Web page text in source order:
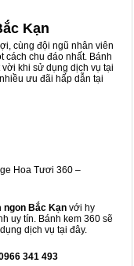
Kạn
cùng đội ngũ nhân viên
cách chu đáo nhất. Bánh
khi sử dụng dịch vụ tại
ưu đãi hấp dẫn tại
Hoa Tươi 360 –
ngon Bắc Kạn với hy
uy tín. Bánh kem 360 sẽ
dịch vụ tại đây.
341 493